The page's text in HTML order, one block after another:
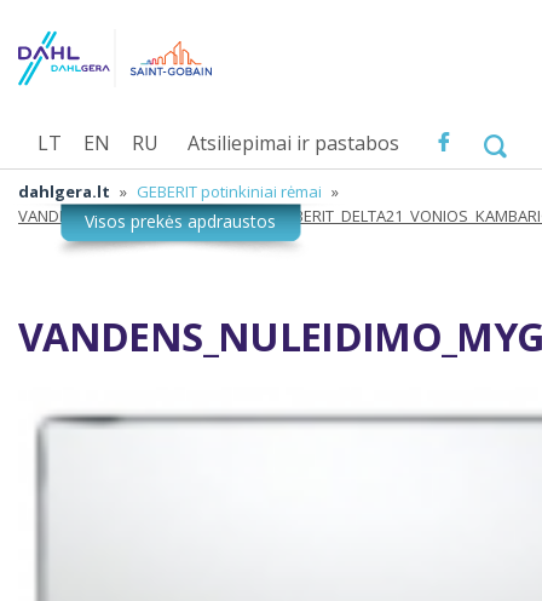
Atsiliepimai ir pastabos
LT EN RU
dahlgera.lt » GEBERIT potinkiniai rėmai »